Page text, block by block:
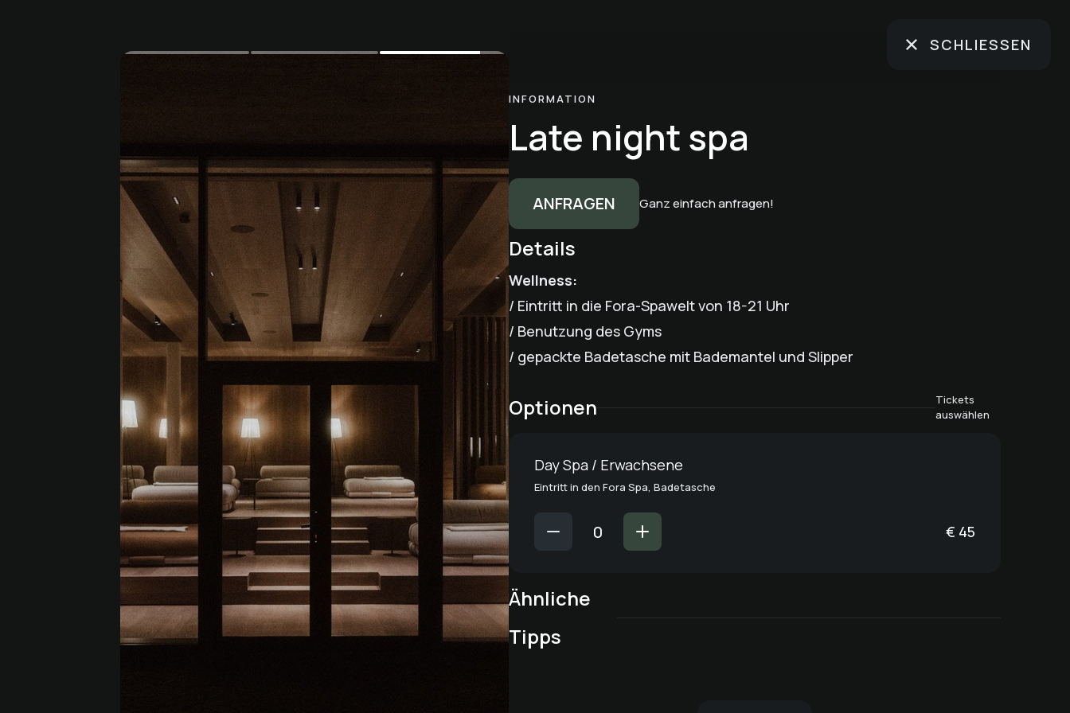
SCHLIESSEN
INFORMATION
Late night spa
ANFRAGEN Ganz einfach anfragen!
Details
Wellness:
/ Eintritt in die Fora-Spawelt von 18-21 Uhr
/ Benutzung des Gyms
/ gepackte Badetasche mit Bademantel und Slipper
Optionen
Tickets
auswählen
Day Spa / Erwachsene
Eintritt in den Fora Spa, Badetasche
€ 45
Ähnliche
Tipps
oberHof - Streichelzoo
Ab in den Pool